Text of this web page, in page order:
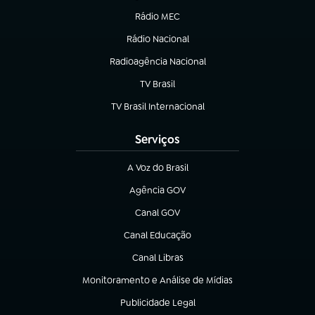
Rádio MEC
(abre em nova aba)
Rádio Nacional
Radioagência Nacional
(abre em nova aba)
TV Brasil
(abre em nova aba)
TV Brasil Internacional
(abre em nova aba)
Serviços
A Voz do Brasil
(abre em nova aba)
Agência GOV
(abre em nova aba)
Canal GOV
(abre em nova aba)
Canal Educação
(abre em nova aba)
Canal Libras
(abre em nova aba)
Monitoramento e Análise de Mídias
(abre em nova aba)
Publicidade Legal
(abre em nova aba)